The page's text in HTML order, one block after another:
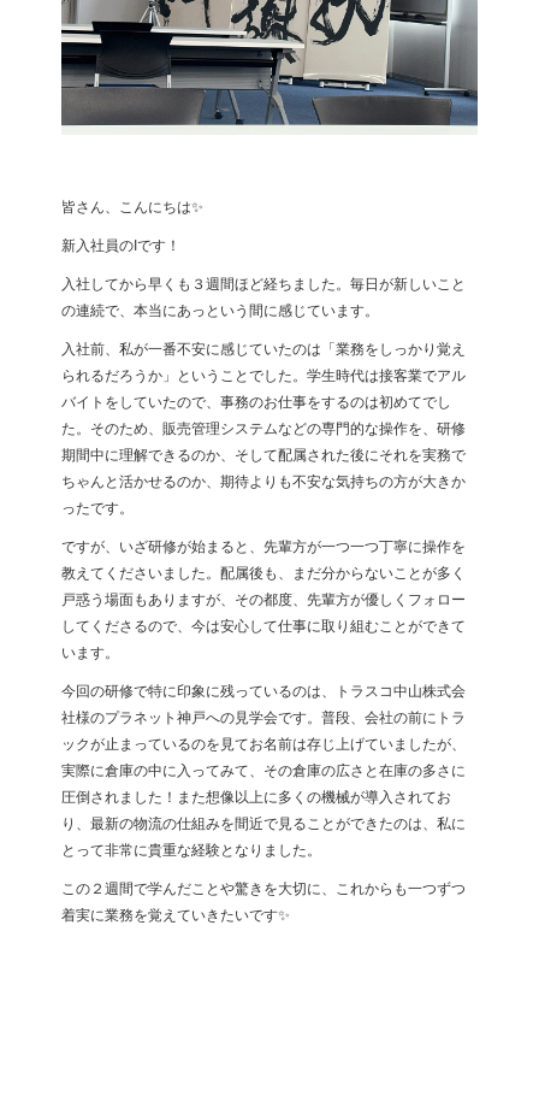
皆さん、こんにちは✨
新入社員のIです！
入社してから早くも３週間ほど経ちました。毎日が新しいこと
の連続で、本当にあっという間に感じています。
入社前、私が一番不安に感じていたのは「業務をしっかり覚え
られるだろうか」ということでした。学生時代は接客業でアル
バイトをしていたので、事務のお仕事をするのは初めてでし
た。そのため、販売管理システムなどの専門的な操作を、研修
期間中に理解できるのか、そして配属された後にそれを実務で
ちゃんと活かせるのか、期待よりも不安な気持ちの方が大きか
ったです。
ですが、いざ研修が始まると、先輩方が一つ一つ丁寧に操作を
教えてくださいました。配属後も、まだ分からないことが多く
戸惑う場面もありますが、その都度、先輩方が優しくフォロー
してくださるので、今は安心して仕事に取り組むことができて
います。
今回の研修で特に印象に残っているのは、トラスコ中山株式会
社様のプラネット神戸への見学会です。普段、会社の前にトラ
ックが止まっているのを見てお名前は存じ上げていましたが、
実際に倉庫の中に入ってみて、その倉庫の広さと在庫の多さに
圧倒されました！また想像以上に多くの機械が導入されてお
り、最新の物流の仕組みを間近で見ることができたのは、私に
とって非常に貴重な経験となりました。
この２週間で学んだことや驚きを大切に、これからも一つずつ
着実に業務を覚えていきたいです✨